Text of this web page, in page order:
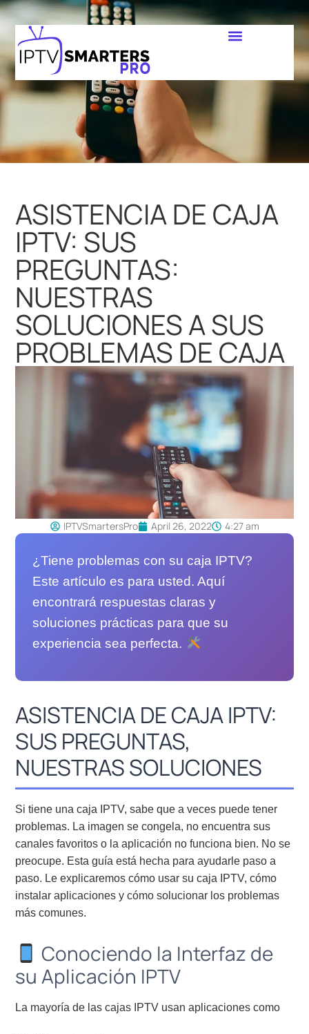
ASISTENCIA DE CAJA
IPTV: SUS
PREGUNTAS:
NUESTRAS
SOLUCIONES A SUS
PROBLEMAS DE CAJA
IPTVSmartersPro April 26, 2022 4:27 am
¿Tiene problemas con su caja IPTV?
Este artículo es para usted. Aquí
encontrará respuestas claras y
soluciones prácticas para que su
experiencia sea perfecta.
ASISTENCIA DE CAJA IPTV:
SUS PREGUNTAS,
NUESTRAS SOLUCIONES
Si tiene una caja IPTV, sabe que a veces puede tener
problemas. La imagen se congela, no encuentra sus
canales favoritos o la aplicación no funciona bien. No se
preocupe. Esta guía está hecha para ayudarle paso a
paso. Le explicaremos cómo usar su caja IPTV, cómo
instalar aplicaciones y cómo solucionar los problemas
más comunes.
Conociendo la Interfaz de
su Aplicación IPTV
La mayoría de las cajas IPTV usan aplicaciones como